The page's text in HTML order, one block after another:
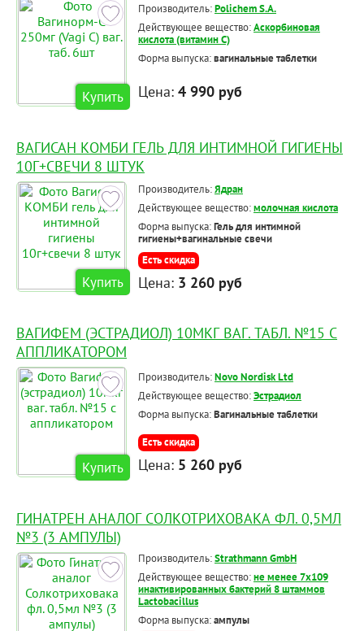
Купить
Производитель:Polichem S.A.
Действующее вещество:Аскорбиновая
кислота (витамин С)
Форма выпуска:вагинальные таблетки
Цена: 4 990 руб
ВАГИСАН КОМБИ ГЕЛЬ ДЛЯ ИНТИМНОЙ ГИГИЕНЫ
10Г+СВЕЧИ 8 ШТУК
Купить
Производитель:Ядран
Действующее вещество:молочная кислота
Форма выпуска:Гель для интимной
гигиены+вагинальные свечи
Есть скидка
Цена: 3 260 руб
ВАГИФЕМ (ЭСТРАДИОЛ) 10МКГ ВАГ. ТАБЛ. №15 С
АППЛИКАТОРОМ
Купить
Производитель:Novo Nordisk Ltd
Действующее вещество:Эстрадиол
Форма выпуска:Вагинальные таблетки
Есть скидка
Цена: 5 260 руб
ГИНАТРЕН АНАЛОГ СОЛКОТРИХОВАКА ФЛ. 0,5МЛ
№3 (3 АМПУЛЫ)
Производитель:Strathmann GmbH
Действующее вещество:не менее 7x109
инактивированных бактерий 8 штаммов
Lactobacillus
Форма выпуска:ампулы